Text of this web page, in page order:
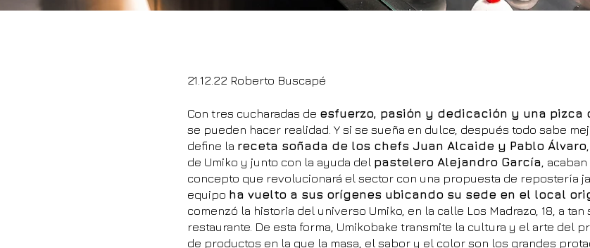
21.12.22 Roberto Buscapé
Con tres cucharadas de esfuerzo, pasión y dedicación y una pizca
se pueden hacer realidad. Y si se sueña en dulce, después todo sabe
define la receta soñada de los chefs Juan Alcaide y Pablo Álvaro
de Umiko y junto con la ayuda del pastelero Alejandro García,
concepto que revolucionará el sector con una propuesta de repostería
equipo ha vuelto a sus orígenes ubicando su sede en el local
comenzó la historia del universo Umiko, en la calle Los Madrazo, 18, a
restaurante. De esta forma, Umikobake transmite la cultura y el arte del
de productos en la que la masa, el sabor y el color son los grandes